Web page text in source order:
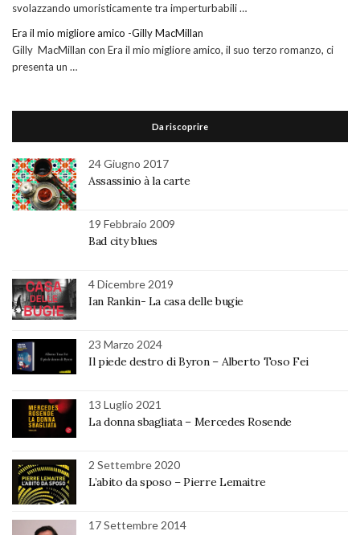
svolazzando umoristicamente tra imperturbabili …
Era il mio migliore amico -Gilly MacMillan
Gilly MacMillan con Era il mio migliore amico, il suo terzo romanzo, ci
presenta un …
Da riscoprire
24 Giugno 2017
Assassinio à la carte
19 Febbraio 2009
Bad city blues
4 Dicembre 2019
Ian Rankin- La casa delle bugie
23 Marzo 2024
Il piede destro di Byron – Alberto Toso Fei
13 Luglio 2021
La donna sbagliata – Mercedes Rosende
2 Settembre 2020
L’abito da sposo – Pierre Lemaitre
17 Settembre 2014